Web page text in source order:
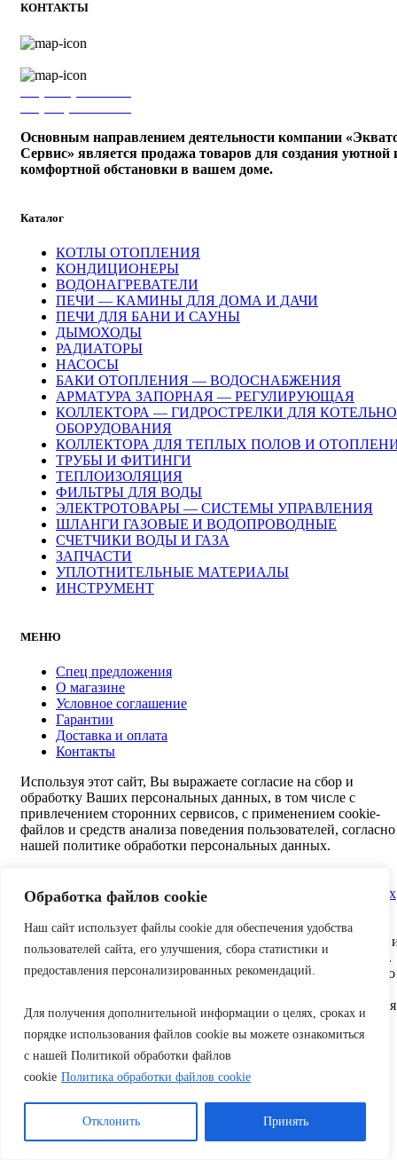
Обработка файлов cookie
Наш сайт использует файлы cookie для обеспечения удобства
пользователей сайта, его улучшения, сбора статистики и
предоставления персонализированных рекомендаций.
Для получения дополнительной информации о целях, сроках и
порядке использования файлов cookie вы можете ознакомиться
с нашей Политикой обработки файлов
cookie Политика обработки файлов cookie
Отклонить Принять
КОНТАКТЫ
Основным направлением деятельности компании
Сервис» является продажа товаров для создания уютной
комфортной обстановки в вашем доме.
Каталог
КОТЛЫ ОТОПЛЕНИЯ
КОНДИЦИОНЕРЫ
ВОДОНАГРЕВАТЕЛИ
ПЕЧИ — КАМИНЫ ДЛЯ ДОМА И ДАЧИ
ПЕЧИ ДЛЯ БАНИ И САУНЫ
ДЫМОХОДЫ
РАДИАТОРЫ
НАСОСЫ
БАКИ ОТОПЛЕНИЯ — ВОДОСНАБЖЕНИЯ
АРМАТУРА ЗАПОРНАЯ — РЕГУЛИРУЮЩАЯ
КОЛЛЕКТОРА — ГИДРОСТРЕЛКИ ДЛЯ
ОБОРУДОВАНИЯ
КОЛЛЕКТОРА ДЛЯ ТЕПЛЫХ ПОЛОВ И
ТРУБЫ И ФИТИНГИ
ТЕПЛОИЗОЛЯЦИЯ
ФИЛЬТРЫ ДЛЯ ВОДЫ
ЭЛЕКТРОТОВАРЫ — СИСТЕМЫ УПРАВЛЕНИЯ
ШЛАНГИ ГАЗОВЫЕ И ВОДОПРОВОДНЫЕ
СЧЕТЧИКИ ВОДЫ И ГАЗА
ЗАПЧАСТИ
УПЛОТНИТЕЛЬНЫЕ МАТЕРИАЛЫ
ИНСТРУМЕНТ
МЕНЮ
Спец предложения
О магазине
Условное соглашение
Гарантии
Доставка и оплата
Контакты
Используя этот сайт, Вы выражаете согласие на сбор и
обработку Ваших персональных данных, в том числе с
привлечением сторонних сервисов, с применением cookie-
файлов и средств анализа поведения пользователей, согласно
нашей политике обработки персональных данных.
персональных данных|Согласие на обработку персональных
данных
Наш веб-ресурс предоставляет исключительно информацию
не является публичной офертой, согласно Статье 437 ГК РФ.
Предоставленная информация предназначена исключительно
страх и риск. Пожалуйста, обратите внимание на обновления
прайс-листов и материалов. Для получения точной
информации о стоимости услуг, свяжитесь с нами по
указанным контактам или для заказа услуг заполните форму
обратной связи.
2020-2023Экватор-Сервис. Все права защищены.
Сайт разработан вGlobal
Поиск